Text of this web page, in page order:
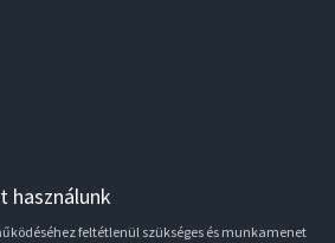
használunk
feltétlenül szükséges és munkamenet